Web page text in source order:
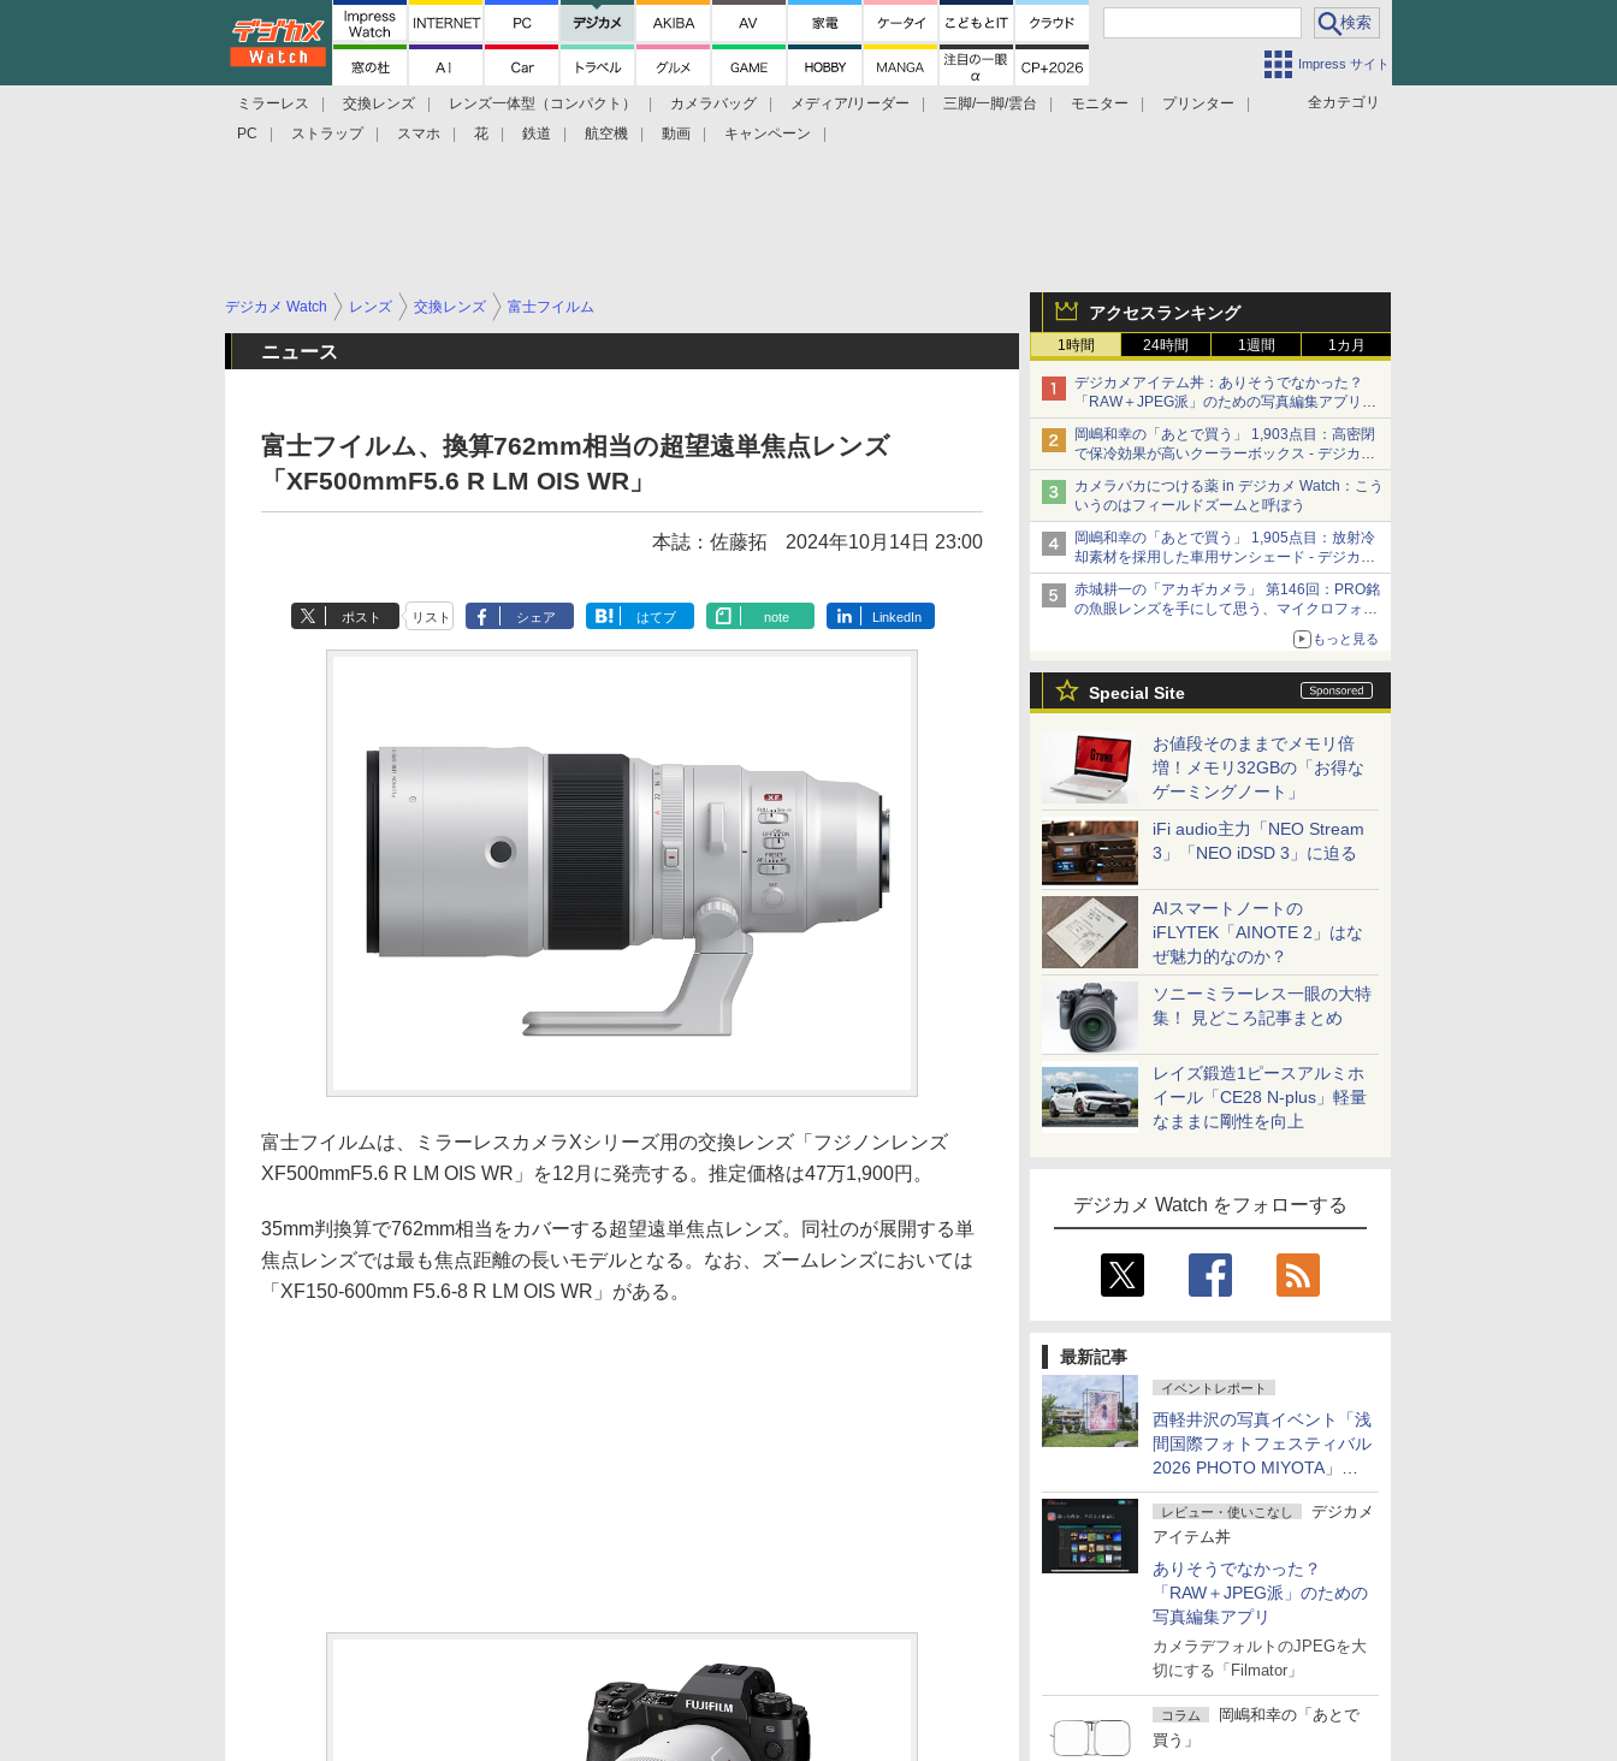
Impress サイト
全カテゴリ
ミラーレス 交換レンズ レンズ一体型（コンパクト） カメラバッグ メディア/リーダー 三脚/一脚/雲台 モニター
プリンター
PC
ストラップ スマホ 花 鉄道 航空機 動画 キャンペーン
アクセスランキング
1時間 24時間 1週間 1カ月
デジカメアイテム丼：ありそうでなかった？
「RAW＋JPEG派」のための写真編集アプリ
カメラデフォルトのJPEGを大切にする
「Filmator」
岡嶋和幸の「あとで買う」 1,903点目：高密閉
で保冷効果が高いクーラーボックス - デジカメ
Watch
カメラバカにつける薬 in デジカメ Watch：こう
いうのはフィールドズームと呼ぼう
岡嶋和幸の「あとで買う」 1,905点目：放射冷
却素材を採用した車用サンシェード - デジカメ
Watch
赤城耕一の「アカギカメラ」 第146回：PRO銘
の魚眼レンズを手にして思う、マイクロフォー
もっと見る
Special Site
お値段そのままでメモリ倍
増！メモリ32GBの「お得な
ゲーミングノート」
iFi audio主力「NEO Stream
3」「NEO iDSD 3」に迫る
AIスマートノートの
iFLYTEK「AINOTE 2」はな
ぜ魅力的なのか？
ソニーミラーレス一眼の大特
集！ 見どころ記事まとめ
レイズ鍛造1ピースアルミホ
イール「CE28 N-plus」軽量
なままに剛性を向上
デジカメ Watch をフォローする
最新記事
イベントレポート
西軽井沢の写真イベント「浅
間国際フォトフェスティバル
2026 PHOTO MIYOTA」が
開幕
レビュー・使いこなし
デジカメ
アイテム丼
ありそうでなかった？
「RAW＋JPEG派」のための
写真編集アプリ
カメラデフォルトのJPEGを大
切にする「Filmator」
コラム
岡嶋和幸の「あとで
買う」
デジカメ Watch レンズ 交換レンズ 富士フイルム
ニュース
富士フイルム、換算762mm相当の超望遠単焦点レンズ
「XF500mmF5.6 R LM OIS WR」
本誌：佐藤拓 2024年10月14日 23:00
ポスト リスト シェア はてブ note LinkedIn
富士フイルムは、ミラーレスカメラXシリーズ用の交換レンズ「フジノンレンズ
XF500mmF5.6 R LM OIS WR」を12月に発売する。推定価格は47万1,900円。
35mm判換算で762mm相当をカバーする超望遠単焦点レンズ。同社のが展開する単
焦点レンズでは最も焦点距離の長いモデルとなる。なお、ズームレンズにおいては
「XF150-600mm F5.6-8 R LM OIS WR」がある。